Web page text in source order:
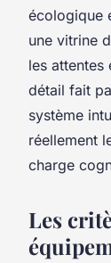
écologique
une vitrine
les attentes
détail fait
système
réellement
charge
Les